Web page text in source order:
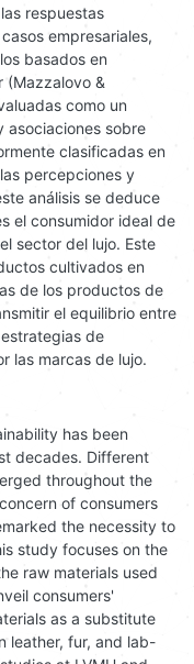
respuestas
empresariales,
basados en
(Mazzalovo &
como un
asociaciones sobre
clasificadas en
percepciones y
análisis se deduce
el consumidor ideal de
sector del lujo. Este
cultivados en
de los productos de
el equilibrio entre
de
las marcas de lujo.
has been
decades. Different
throughout the
of consumers
the necessity to
study focuses on the
raw materials used
consumers'
as a substitute
leather, fur, and lab-